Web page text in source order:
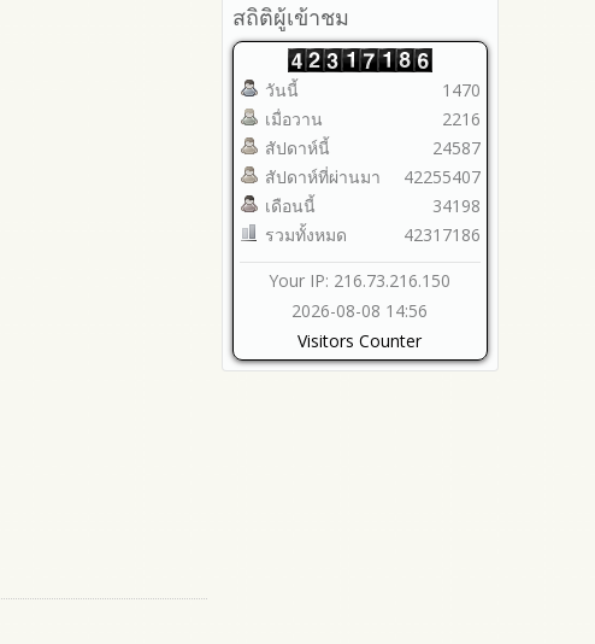
สถิติผู้เข้าชม
วันนี้
เมื่อวาน
สัปดาห์นี้
สัปดาห์ที่ผ่านมา
เดือนนี้
รวมทั้งหมด
1470
2216
24587
42255407
34198
42317186
Your IP: 216.73.216.150
2026-08-08 14:56
Visitors Counter